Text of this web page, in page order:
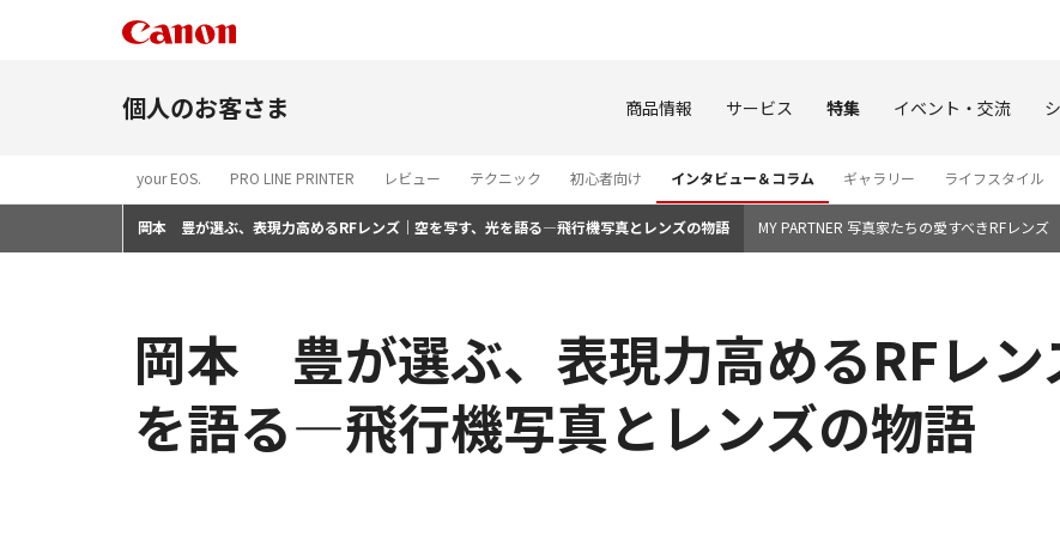
個人のお客さま 商品情報 サービス 特集 イベント・交流
your EOS. PRO LINE PRINTER レビュー テクニック 初心者向け インタビュー＆コラム ギャラリー ライフスタイル
岡本 豊が選ぶ、表現力高めるRFレンズ｜空を写す、光を語る―飛行機写真とレンズの物語 MY PARTNER 写真家たちの愛すべきRFレンズ
岡本 豊が選ぶ、表現力高めるRFレン
を語る―飛行機写真とレンズの物語